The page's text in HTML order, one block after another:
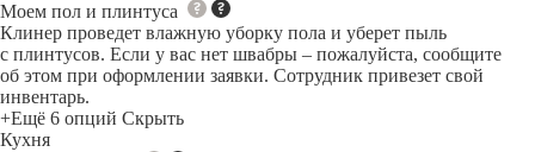
Моем пол и плинтуса
Клинер проведет влажную уборку пола и уберет пыль
с плинтусов. Если у вас нет швабры – пожалуйста, сообщите
об этом при оформлении заявки. Сотрудник привезет свой
инвентарь.
+Ещё 6 опций Скрыть
Кухня